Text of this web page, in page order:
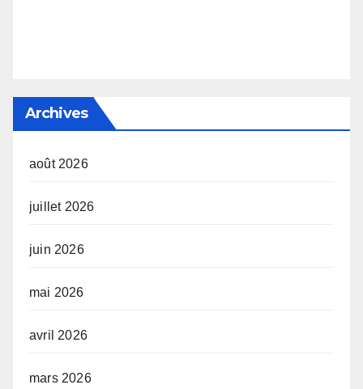
Archives
août 2026
juillet 2026
juin 2026
mai 2026
avril 2026
mars 2026